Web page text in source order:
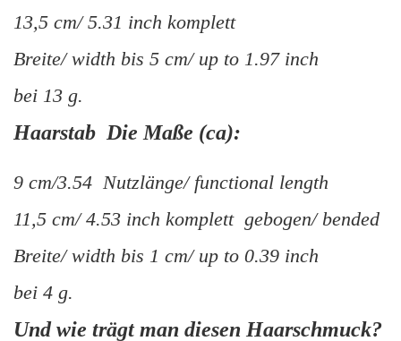
13,5 cm/ 5.31 inch komplett
Breite/ width bis 5 cm/ up to 1.97 inch
bei 13 g.
Haarstab Die Maße (ca):
9 cm/3.54 Nutzlänge/ functional length
11,5 cm/ 4.53 inch komplett gebogen/ bended
Breite/ width bis 1 cm/ up to 0.39 inch
bei 4 g.
Und wie trägt man diesen Haarschmuck?